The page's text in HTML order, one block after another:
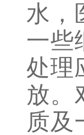
水，
一些
处理
放。
质及